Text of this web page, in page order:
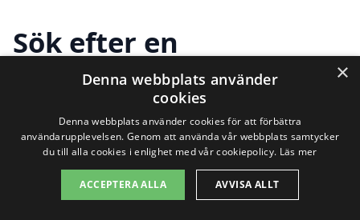
Sök efter en
professionell för
hemstäd i andra städer
nära Sandhult
×
Denna webbplats använder
cookies
Denna webbplats använder cookies för att förbättra
användarupplevelsen. Genom att använda vår webbplats samtycker
du till alla cookies i enlighet med vår cookiepolicy. Läs mer
ACCEPTERA ALLA AVVISA ALLT